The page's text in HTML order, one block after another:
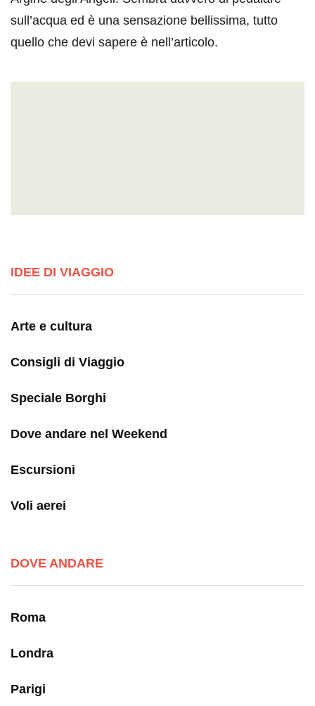
sull’acqua ed è una sensazione bellissima, tutto
quello che devi sapere è nell’articolo.
IDEE DI VIAGGIO
Arte e cultura
Consigli di Viaggio
Speciale Borghi
Dove andare nel Weekend
Escursioni
Voli aerei
DOVE ANDARE
Roma
Londra
Parigi